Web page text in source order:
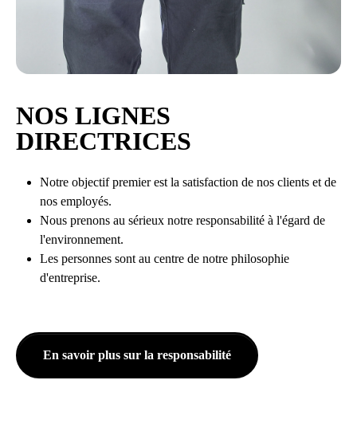
NOS LIGNES
DIRECTRICES
Notre objectif premier est la satisfaction de nos clients et de
nos employés.
Nous prenons au sérieux notre responsabilité à l'égard de
l'environnement.
Les personnes sont au centre de notre philosophie
d'entreprise.
En savoir plus sur la responsabilité